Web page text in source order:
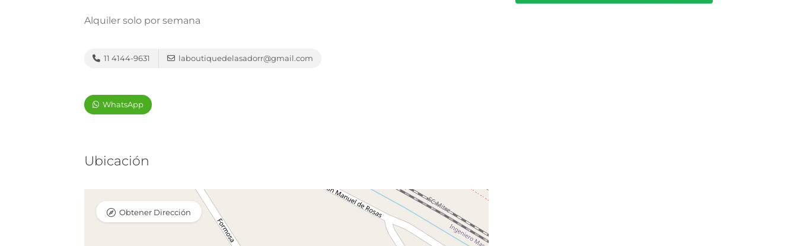
Alquiler solo por semana
11 4144-9631 laboutiquedelasadorr@gmail.com
WhatsApp
Ubicación
Obtener Dirección